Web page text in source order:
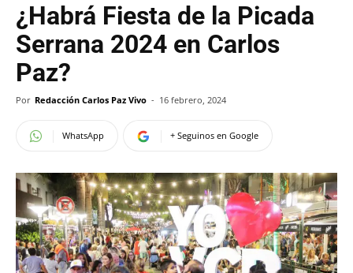
¿Habrá Fiesta de la Picada
Serrana 2024 en Carlos
Paz?
Por Redacción Carlos Paz Vivo - 16 febrero, 2024
WhatsApp + Seguinos en Google